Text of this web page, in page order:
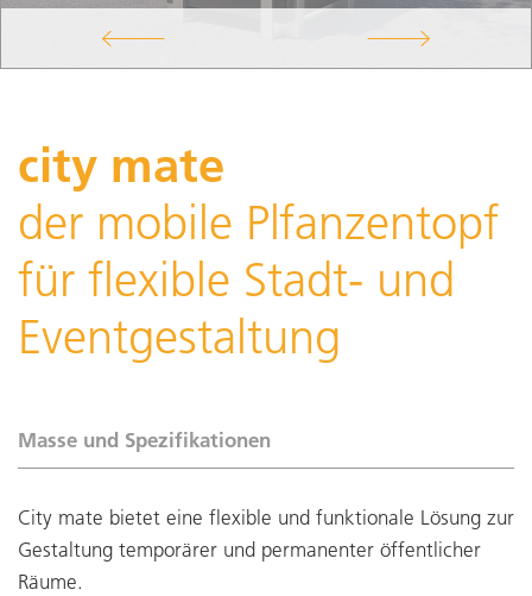
city mate
der mobile Plfanzentopf
für flexible Stadt- und
Eventgestaltung
Masse und Spezifikationen
City mate bietet eine flexible und funktionale Lösung zur
Gestaltung temporärer und permanenter öffentlicher
Räume.